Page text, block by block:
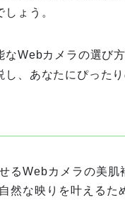
ょう。
なWebカメラの選び
、あなたにぴった
るWebカメラの美肌
然な映りを叶えるた